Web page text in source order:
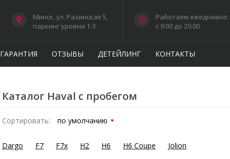
Минск, ул. Разинская 5,
паркинг уровни 1-3
Работаем ежедневно
c 9:00 до 20:00
ГАРАНТИЯ ОТЗЫВЫ ДЕТЕЙЛИНГ КОНТАКТЫ
Каталог Haval с пробегом
Сортировать:
Dargo F7 F7x H2 H6 H6 Coupe Jolion